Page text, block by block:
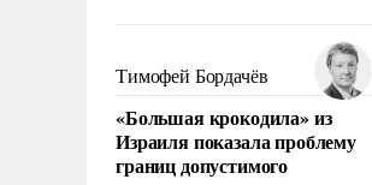
политические прожекты будут
беспрекословно оплачиваться
за счет российских
налогоплательщиков и где за
свои поступки не нужно
отвечать.
Тимофей Бордачёв
«Большая крокодила» из
Израиля показала проблему
границ допустимого